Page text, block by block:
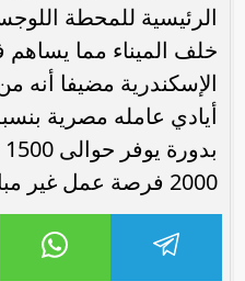
الرئيسية للمحطة
خلف الميناء مما
الإسكندرية مضيفا أنه
2000 فرصة عمل غير مباشرة